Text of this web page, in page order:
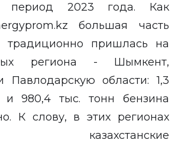
период 2023 года. Как
большая часть
традиционно пришлась на
региона - Шымкент,
Павлодарскую области: 1,3
980,4 тыс. тонн бензина
К слову, в этих регионах
казахстанские